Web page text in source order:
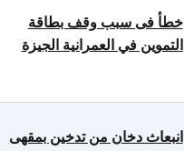
خطأ فى سبب وقف بطاقة
التموين في العمرانية الجيزة
انبعاث دخان من تدخين بمقهى